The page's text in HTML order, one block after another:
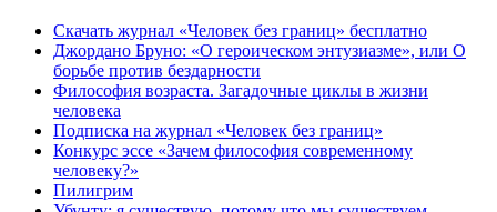
Скачать журнал «Человек без границ» бесплатно
Джордано Бруно: «О героическом энтузиазме», или О
борьбе против бездарности
Философия возраста. Загадочные циклы в жизни
человека
Подписка на журнал «Человек без границ»
Конкурс эссе «Зачем философия современному
человеку?»
Пилигрим